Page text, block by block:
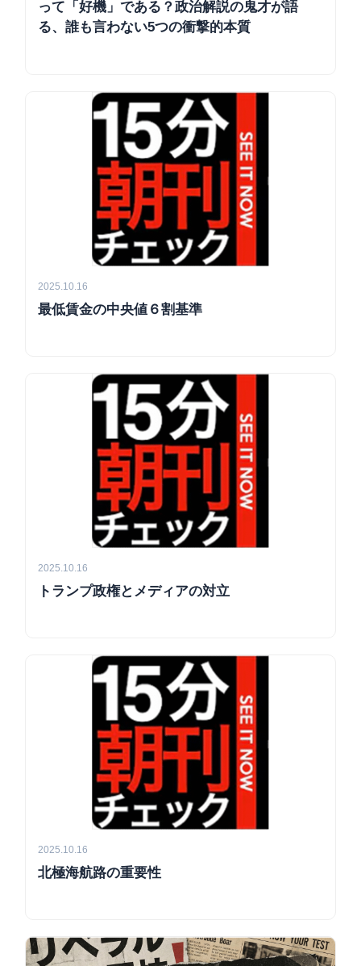
って「好機」である？政治解説の鬼才が語
る、誰も言わない5つの衝撃的本質
2025.10.16
最低賃金の中央値６割基準
2025.10.16
トランプ政権とメディアの対立
2025.10.16
北極海航路の重要性